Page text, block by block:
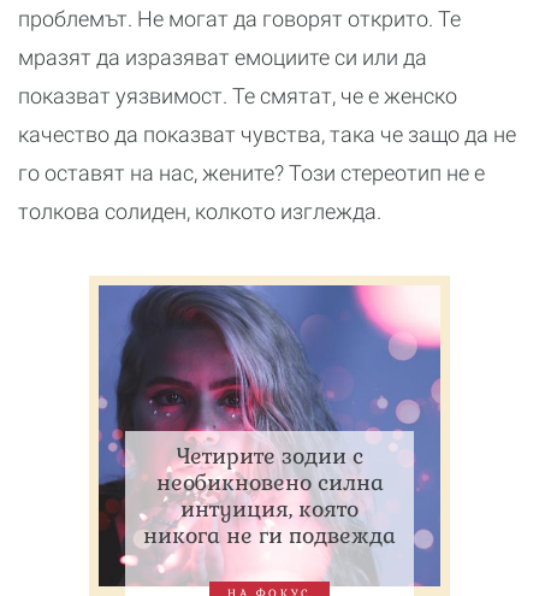
проблемът. Не могат да говорят открито. Те
мразят да изразяват емоциите си или да
показват уязвимост. Те смятат, че е женско
качество да показват чувства, така че защо да не
го оставят на нас, жените? Този стереотип не е
толкова солиден, колкото изглежда.
Четирите зодии с
необикновено силна
интуиция, която
никога не ги подвежда